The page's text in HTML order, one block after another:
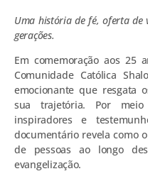
Uma história de fé, oferta de
gerações.
Em comemoração aos 25
Comunidade Católica
emocionante que resgata
sua trajetória. Por
inspiradores e
documentário revela como
de pessoas ao longo
evangelização.